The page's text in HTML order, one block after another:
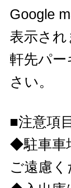
Google
表示され
軒先パ
さい。
■注意項
◆駐車車
ご遠慮く